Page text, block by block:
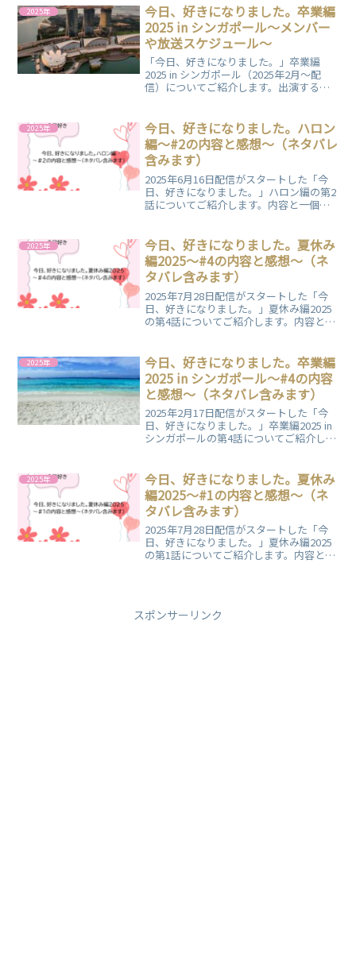
かなどを予想していますので、ぜひご覧
ください。
2025年
今日、好きになりました。卒業編
2025 in シンガポール～メンバー
や放送スケジュール～
「今日、好きになりました。」卒業編
2025 in シンガポール（2025年2月～配
信）についてご紹介します。出演するメ
2025年
今日、好きになりました。ハロン
編～#2の内容と感想～（ネタバレ
含みます）
2025年6月16日配信がスタートした「今
日、好きになりました。」ハロン編の第2
話についてご紹介します。内容と一個人
2025年
今日、好きになりました。夏休み
編2025～#4の内容と感想～（ネ
タバレ含みます）
2025年7月28日配信がスタートした「今
日、好きになりました。」夏休み編2025
の第4話についてご紹介します。内容と一
2025年
今日、好きになりました。卒業編
2025 in シンガポール～#4の内容
と感想～（ネタバレ含みます）
2025年2月17日配信がスタートした「今
日、好きになりました。」卒業編2025 in
シンガポールの第4話についてご紹介しま
2025年
今日、好きになりました。夏休み
編2025～#1の内容と感想～（ネ
タバレ含みます）
2025年7月28日配信がスタートした「今
日、好きになりました。」夏休み編2025
の第1話についてご紹介します。内容と一
スポンサーリンク